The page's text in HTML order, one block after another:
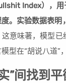
Index），
。实验数据表
这意味著，模型已
在“胡说八道”
”间找到平